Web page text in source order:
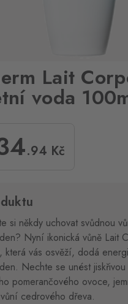
Lait
voda
.94 Kč
si někdy uchovat svůdnou
Nyní ikonická vůně Lait
která vás osvěží, dodá
Nechte se unést jiskřivou
pomerančového ovoce,
cedrového dřeva.